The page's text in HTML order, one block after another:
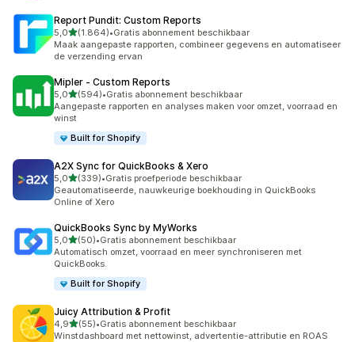
Report Pundit: Custom Reports
5,0van 5 sterren
(1.864)
1864 recensies in totaal
•Gratis abonnement beschikbaar
Maak aangepaste rapporten, combineer gegevens en automatiseer
de verzending ervan
Mipler ‑ Custom Reports
5,0van 5 sterren
(594)
594 recensies in totaal
•Gratis abonnement beschikbaar
Aangepaste rapporten en analyses maken voor omzet, voorraad en
winst
Built for Shopify
A2X Sync for QuickBooks & Xero
5,0van 5 sterren
(339)
339 recensies in totaal
•Gratis proefperiode beschikbaar
Geautomatiseerde, nauwkeurige boekhouding in QuickBooks
Online of Xero
QuickBooks Sync by MyWorks
5,0van 5 sterren
(50)
50 recensies in totaal
•Gratis abonnement beschikbaar
Automatisch omzet, voorraad en meer synchroniseren met
QuickBooks.
Built for Shopify
Juicy Attribution & Profit
4,9van 5 sterren
(55)
55 recensies in totaal
•Gratis abonnement beschikbaar
Winstdashboard met nettowinst, advertentie-attributie en ROAS